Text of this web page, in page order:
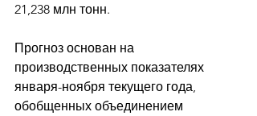
21,238 млн тонн.
Прогноз основан на
производственных показателях
января-ноября текущего года,
обобщенных объединением